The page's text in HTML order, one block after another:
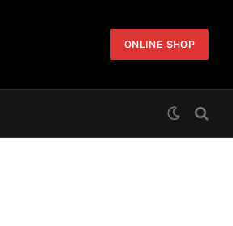
ONLINE SHOP